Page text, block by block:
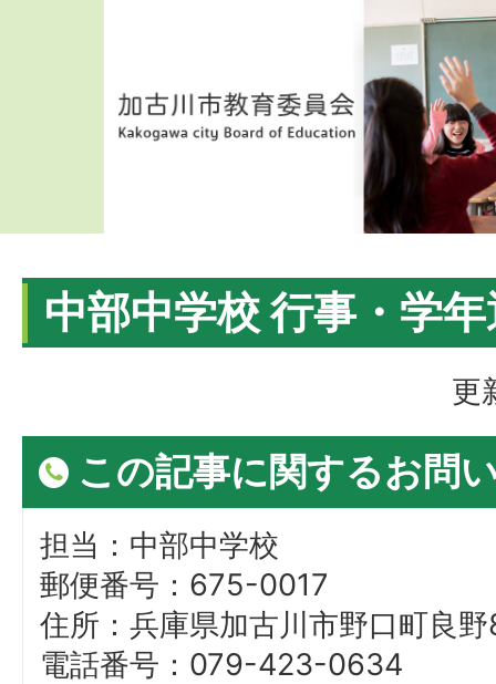
中部中学校 行事・学
更
この記事に関するお問
担当：中部中学校
郵便番号：675-0017
住所：兵庫県加古川市野口町良
電話番号：079-423-0634